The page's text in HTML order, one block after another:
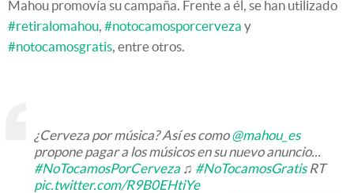
Mahou promovía su campaña. Frente a él, se han utilizado
#retiralomahou #notocamosporcerveza y
#notocamosgratis , entre otros.
¿Cerveza por música? Así es como@mahou_es
propone pagar a los músicos en su nuevo anuncio...
#NoTocamosPorCerveza ♫ #NoTocamosGratisRT
pic.twitter.com/R9B0EHtiYe